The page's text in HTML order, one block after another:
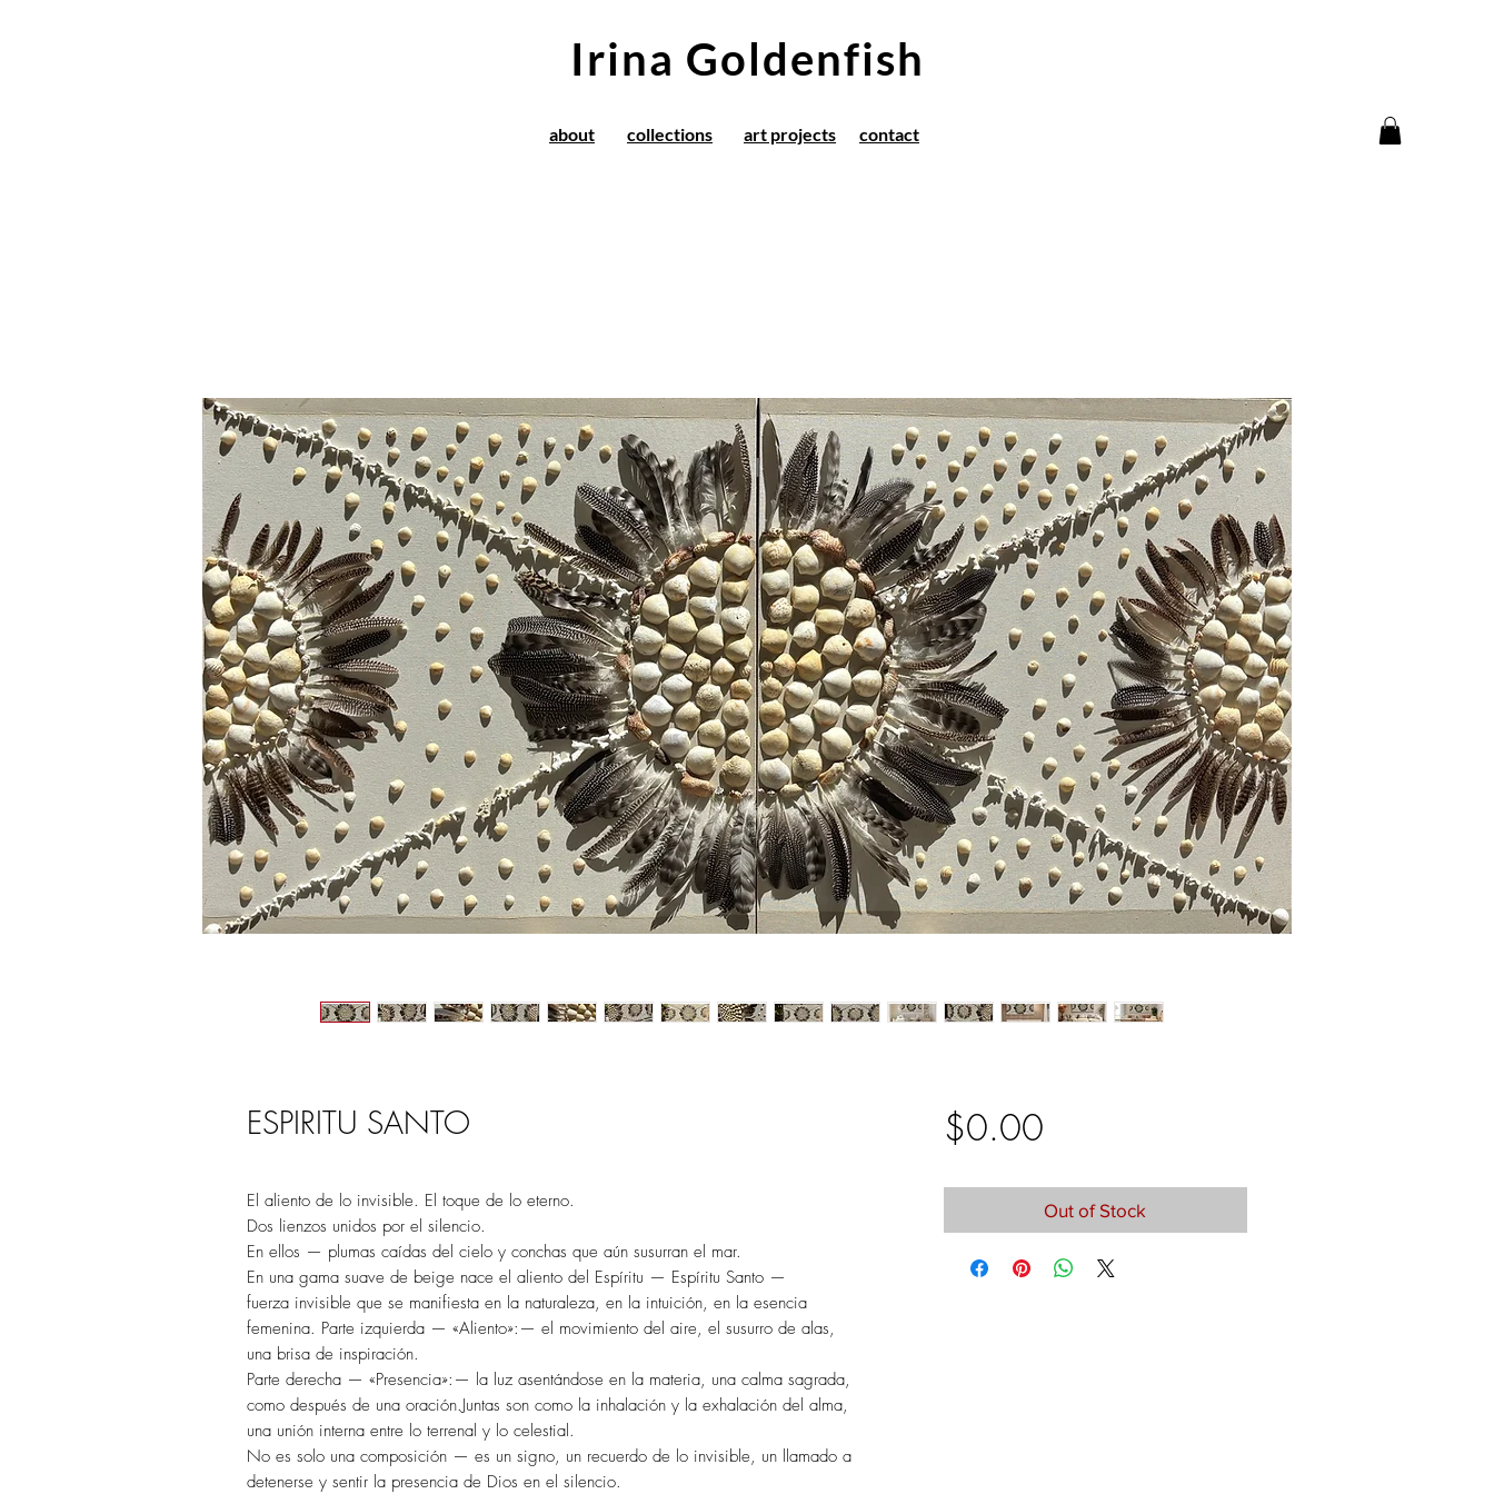
Irina Goldenfish
about collections art projects contact
ESPIRITU SANTO
El aliento de lo invisible. El toque de lo eterno.
Dos lienzos unidos por el silencio.
En ellos — plumas caídas del cielo y conchas que aún susurran el mar.
En una gama suave de beige nace el aliento del Espíritu — Espíritu Santo —
fuerza invisible que se manifiesta en la naturaleza, en la intuición, en la esencia
femenina. Parte izquierda — «Aliento»:— el movimiento del aire, el susurro de alas,
una brisa de inspiración.
Parte derecha — «Presencia»:— la luz asentándose en la materia, una calma sagrada,
como después de una oración.Juntas son como la inhalación y la exhalación del alma,
una unión interna entre lo terrenal y lo celestial.
No es solo una composición — es un signo, un recuerdo de lo invisible, un llamado a
detenerse y sentir la presencia de Dios en el silencio.
$0.00Price
Out of Stock